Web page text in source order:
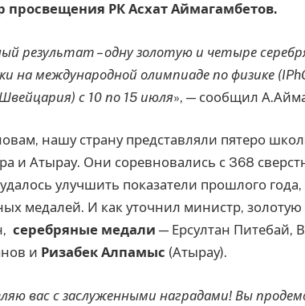
просвещения РК Асхат Аймагамбетов.
результат – одну золотую и четыре
на международной олимпиаде по физике
с 10 по 15 июля», — сообщил
нашу страну представляли пятеро
и Атырау. Они соревновались с 368
улучшить показатели прошлого
медалей. И как уточнил министр,
серебряные медали — Ерсултан
и Ризабек Алпамыс (Атырау).
вас с заслуженными наградами! Вы